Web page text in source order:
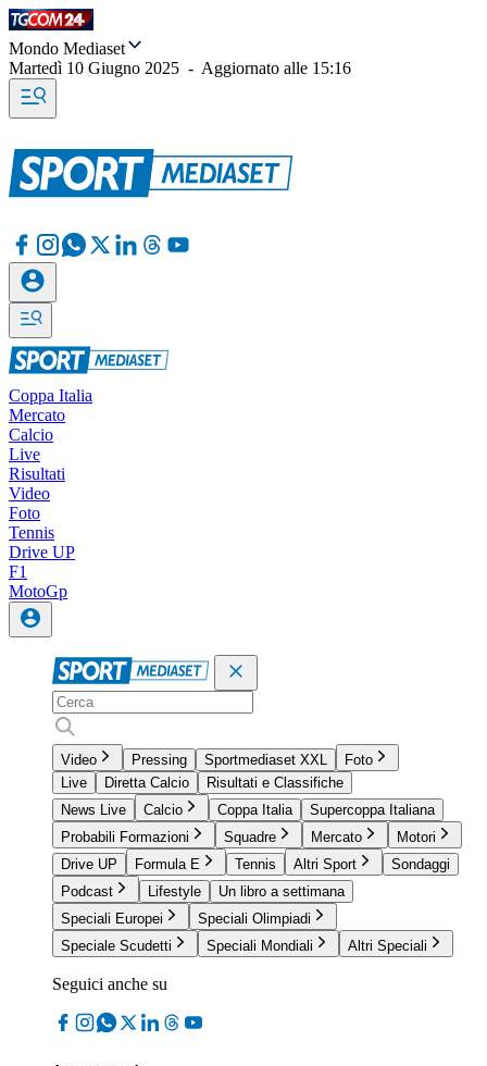
Mondo Mediaset
Martedì 10 Giugno 2025 - Aggiornato alle 15:16
Coppa Italia
Mercato
Calcio
Live
Risultati
Video
Foto
Tennis
Drive UP
F1
MotoGp
Video Pressing Sportmediaset XXL
Foto
Live
Diretta Calcio
Risultati e Classifiche
News Live
Calcio Coppa Italia
Supercoppa Italiana
Probabili Formazioni
Squadre Mercato
Motori
Drive UP
Formula E Tennis Altri Sport
Sondaggi
Podcast
Lifestyle
Un libro a settimana
Speciali Europei
Speciali Olimpiadi
Speciale Scudetti
Speciali Mondiali Altri Speciali
Seguici anche su